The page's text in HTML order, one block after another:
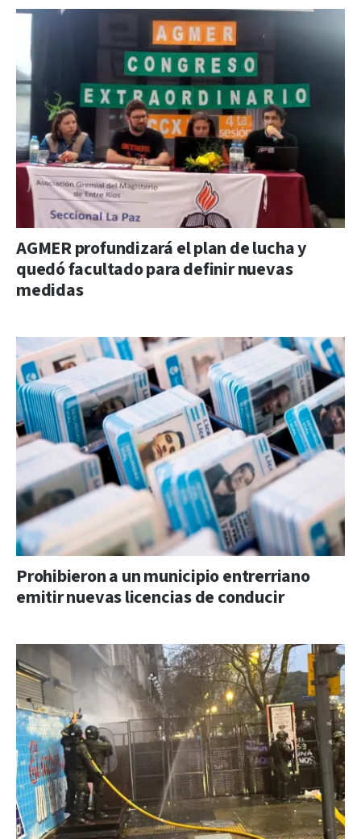
AGMER profundizará el plan de lucha y
quedó facultado para definir nuevas
medidas
Prohibieron a un municipio entrerriano
emitir nuevas licencias de conducir